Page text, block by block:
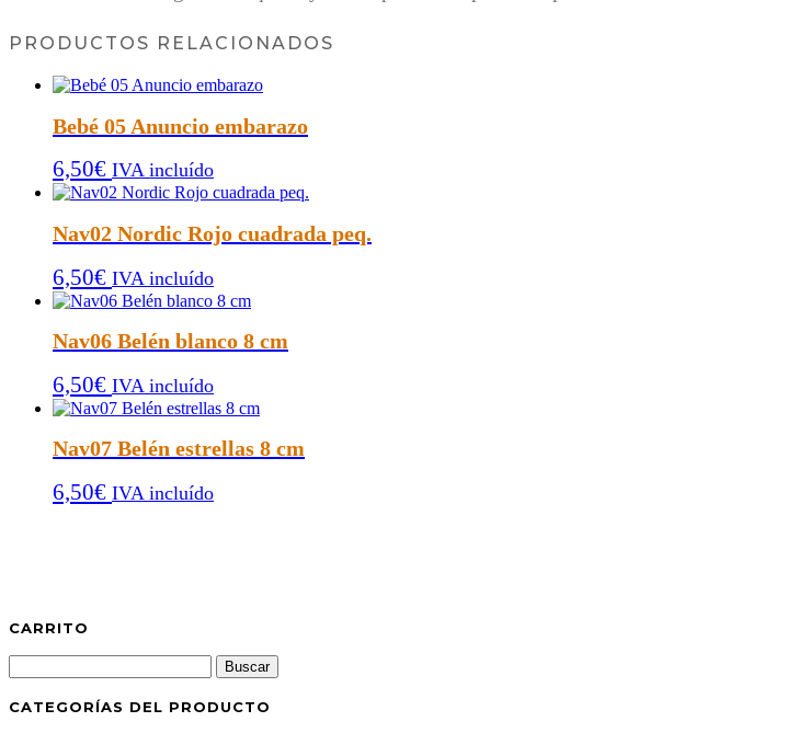
PRODUCTOS RELACIONADOS
Bebé 05 Anuncio embarazo
6,50€ IVA incluído
Nav02 Nordic Rojo cuadrada peq.
6,50€ IVA incluído
Nav06 Belén blanco 8 cm
6,50€ IVA incluído
Nav07 Belén estrellas 8 cm
6,50€ IVA incluído
CARRITO
CATEGORÍAS DEL PRODUCTO